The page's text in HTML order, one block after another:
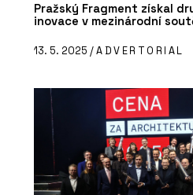
Pražský Fragment získal
inovace v mezinárodní
13. 5. 2025 /ADVERTORIAL